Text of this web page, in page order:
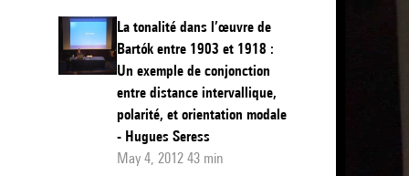
La tonalité dans l’œuvre de
Bartók entre 1903 et 1918 :
Un exemple de conjonction
entre distance intervallique,
polarité, et orientation modale
- Hugues Seress
May 4, 2012 43 min